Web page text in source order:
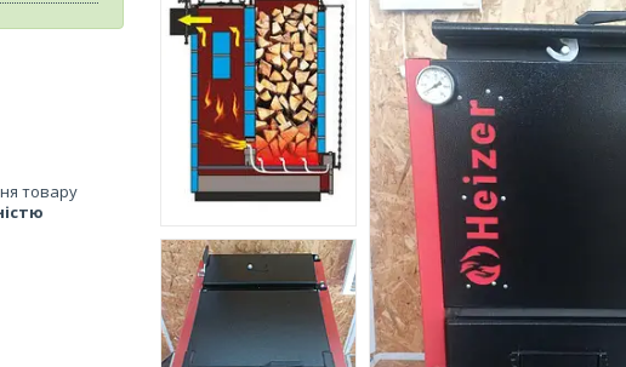
товару